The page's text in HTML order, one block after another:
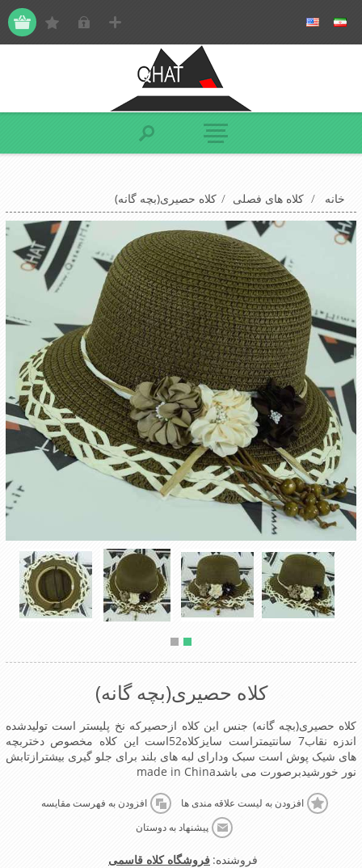
خانه / کلاه های فصلی / کلاه حصیری(بچه گانه)
کلاه حصیری(بچه گانه)
کلاه حصیری(بچه گانه) جنس این کلاه ازحصیرکه نخ پلیستر است تولیدشده
اندزه نقاب7 سانتیمتراست سایزکلاه52است این کلاه مخصوص دختربچه
های شیک پوش است سبک ودارای لبه های بلند برای جلو گیری بیشترازتابش
نور خورشیدبرصورت می باشدmade in China
افزودن به لیست علاقه مندی ها افزودن به فهرست مقایسه
پیشنهاد به دوستان
فروشنده: فروشگاه کلاه قاسمی